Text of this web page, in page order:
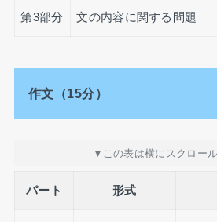
第3部分 文の内容に関する問題
作文（15分）
パート 形式